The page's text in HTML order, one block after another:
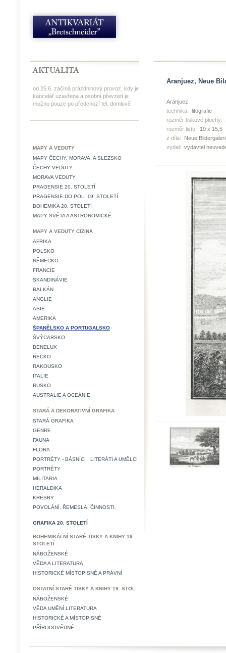
od 25.6. začíná prázdninový provoz, kdy je
kancelář uzavřena a osobní převzetí je
možno pouze po předchozí tel. domluvě
MAPY A VEDUTY
MAPY ČECHY, MORAVA, A SLEZSKO
ČECHY VEDUTY
MORAVA VEDUTY
PRAGENSIE 20. STOLETÍ
PRAGENSIE DO POL. 19. STOLETÍ
BOHEMIKA 20. STOLETÍ
MAPY SVĚTA A ASTRONOMICKÉ
MAPY A VEDUTY CIZINA
AFRIKA
POLSKO
NĚMECKO
FRANCIE
SKANDINÁVIE
BALKÁN
ANGLIE
ASIE
AMERIKA
ŠPANĚLSKO A PORTUGALSKO
ŠVÝCARSKO
BENELUX
ŘECKO
RAKOUSKO
ITALIE
RUSKO
AUSTRALIE A OCEÁNIE
STARÁ A DEKORATIVNÍ GRAFIKA
STARÁ GRAFIKA
GENRE
FAUNA
FLORA
PORTRÉTY - BÁSNÍCI , LITERÁTI A UMĚLCI
PORTRÉTY
MILITARIA
HERALDIKA
KRESBY
POVOLÁNÍ, ŘEMESLA, ČINNOSTI.
GRAFIKA 20. STOLETÍ
BOHEMIKÁLNÍ STARÉ TISKY A KNIHY 19.
STOLETÍ
NÁBOŽENSKÉ
VĚDA A LITERATURA
HISTORICKÉ MÍSTOPISNÉ A PRÁVNÍ
OSTATNÍ STARÉ TISKY A KNIHY 19. STOL
NÁBOŽENSKÉ
VĚDA UMĚNÍ LITERATURA
HISTORICKÉ A MÍSTOPISNÉ
PŘÍRODOVĚDNÉ
Aranjuez, Neue
Aranjuez
technika: litografie
rozměr tiskové plochy:
rozměr listu:
19 x 15,5
z díla:
Neue
vydal: vydavtel